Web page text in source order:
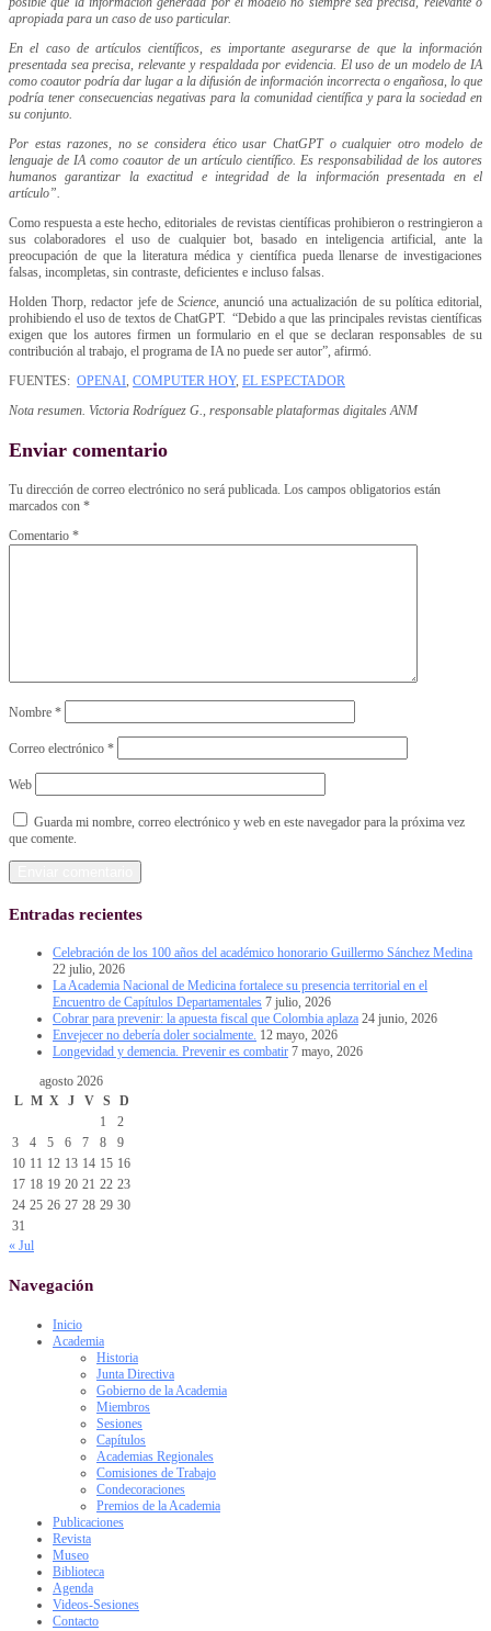
apropiada para un caso de uso particular.
En el caso de artículos científicos, es importante asegurarse de que la información
presentada sea precisa, relevante y respaldada por evidencia. El uso de un modelo de IA
como coautor podría dar lugar a la difusión de información incorrecta o engañosa, lo que
podría tener consecuencias negativas para la comunidad científica y para la sociedad en
su conjunto.
Por estas razones, no se considera ético usar ChatGPT o cualquier otro modelo de
lenguaje de IA como coautor de un artículo científico. Es responsabilidad de los autores
humanos garantizar la exactitud e integridad de la información presentada en el
artículo”.
Como respuesta a este hecho, editoriales de revistas científicas prohibieron o restringieron a
sus colaboradores el uso de cualquier bot, basado en inteligencia artificial, ante la
preocupación de que la literatura médica y científica pueda llenarse de investigaciones
falsas, incompletas, sin contraste, deficientes e incluso falsas.
Holden Thorp, redactor jefe de Science, anunció una actualización de su política editorial,
prohibiendo el uso de textos de ChatGPT. “Debido a que las principales revistas científicas
exigen que los autores firmen un formulario en el que se declaran responsables de su
contribución al trabajo, el programa de IA no puede ser autor”, afirmó.
FUENTES: OPENAI COMPUTER HOY, EL ESPECTADOR
Nota resumen. Victoria Rodríguez G., responsable plataformas digitales ANM
Enviar comentario
Tu dirección de correo electrónico no será publicada. Los campos obligatorios están
marcados con *
Comentario *
Nombre *
Correo electrónico *
Web
Guarda mi nombre, correo electrónico y web en este navegador para la próxima vez
que comente.
Entradas recientes
Celebración de los 100 años del académico honorario Guillermo Sánchez Medina
22 julio, 2026
La Academia Nacional de Medicina fortalece su presencia territorial en el
Encuentro de Capítulos Departamentales 7 julio, 2026
Cobrar para prevenir: la apuesta fiscal que Colombia aplaza 24 junio, 2026
Envejecer no debería doler socialmente. 12 mayo, 2026
Longevidad y demencia. Prevenir es combatir 7 mayo, 2026
agosto 2026
L M X J V S
D
1
2
3
4 5 6 7 8
9
10 11 12 13 14 15 16
17 18 19 20 21 22 23
24 25 26 27 28 29 30
31
« Jul
Navegación
Inicio
Academia
Historia
Junta Directiva
Gobierno de la Academia
Miembros
Sesiones
Capítulos
Academias Regionales
Comisiones de Trabajo
Condecoraciones
Premios de la Academia
Publicaciones
Revista
Museo
Biblioteca
Agenda
Videos-Sesiones
Contacto